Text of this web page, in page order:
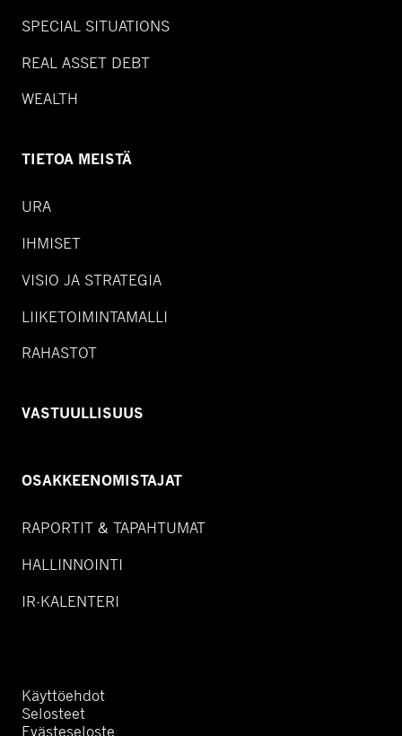
SPECIAL SITUATIONS
REAL ASSET DEBT
WEALTH
TIETOA MEISTÄ
URA
IHMISET
VISIO JA STRATEGIA
LIIKETOIMINTAMALLI
RAHASTOT
VASTUULLISUUS
OSAKKEENOMISTAJAT
RAPORTIT & TAPAHTUMAT
HALLINNOINTI
IR-KALENTERI
Käyttöehdot
Selosteet
Evästeseloste